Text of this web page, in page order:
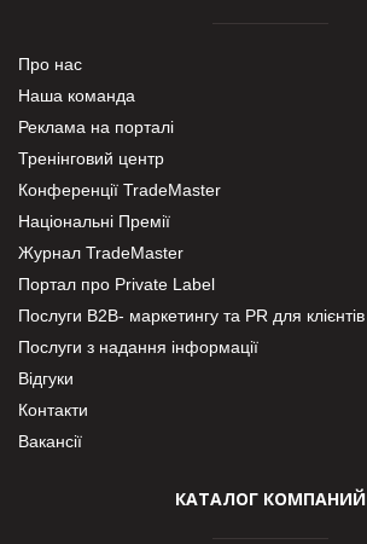
Про нас
Наша команда
Реклама на порталі
Тренінговий центр
Конференції TradeMaster
Національні Премії
Журнал TradeMaster
Портал про Private Label
Послуги В2В- маркетингу та PR для клієнтів
Послуги з надання інформації
Відгуки
Контакти
Вакансії
КАТАЛОГ КОМПАНИЙ